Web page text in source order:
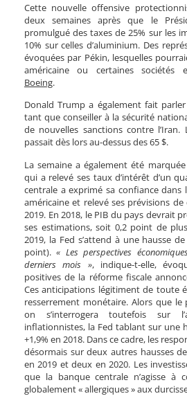
Cette nouvelle offensive
deux semaines après que le
promulgué des taxes de 25% sur les
10% sur celles d’aluminium. Des
évoquées par Pékin, lesquelles
américaine ou certaines sociétés
Boeing.
Donald Trump a également fait
tant que conseiller à la sécurité
de nouvelles sanctions contre
passait dès lors au-dessus des 65 $.
La semaine a également été
qui a relevé ses taux d’intérêt d’un
centrale a exprimé sa confiance dans
américaine et relevé ses prévisions
2019. En 2018, le PIB du pays devrait
ses estimations, soit 0,2 point de
2019, la Fed s’attend à une hausse
point).« Les perspectives
derniers mois », indique-t-elle,
positives de la réforme fiscale
Ces anticipations légitiment de toute
resserrement monétaire. Alors que
on s’interrogera toutefois sur
inflationnistes, la Fed tablant sur une
+1,9% en 2018. Dans ce cadre, les
désormais sur deux autres hausses
en 2019 et deux en 2020. Les
que la banque centrale n’agisse à
globalement « allergiques » aux